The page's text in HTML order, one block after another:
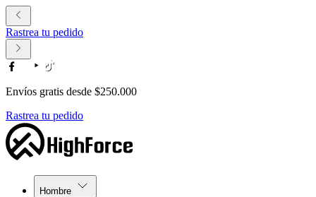
Rastrea tu pedido
Envíos gratis desde $250.000
Rastrea tu pedido
Hombre